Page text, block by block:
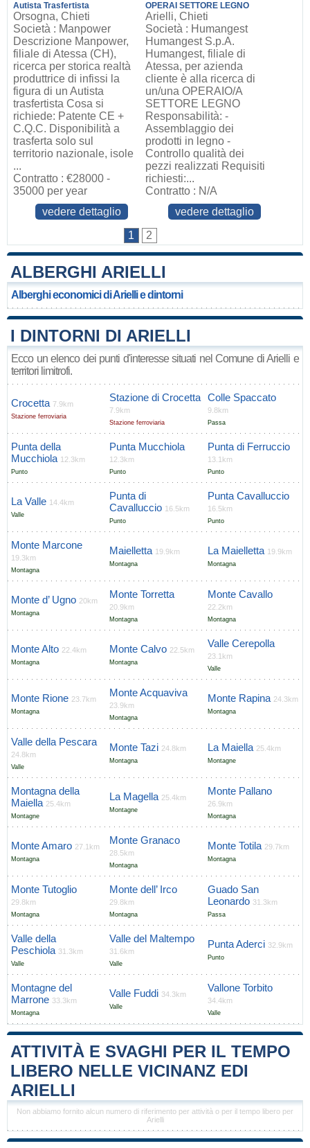
Autista Trasfertista
Orsogna, Chieti
Società : Manpower
Descrizione Manpower,
filiale di Atessa (CH),
ricerca per storica realtà
produttrice di infissi la
figura di un Autista
trasfertista Cosa si
richiede: Patente CE +
C.Q.C. Disponibilità a
trasferta solo sul
territorio nazionale, isole
...
Contratto : €28000 -
35000 per year
vedere dettaglio
OPERAI SETTORE LEGNO
Arielli, Chieti
Società : Humangest
Humangest S.p.A.
Humangest, filiale di
Atessa, per azienda
cliente è alla ricerca di
un/una OPERAIO/A
SETTORE LEGNO
Responsabilità: -
Assemblaggio dei
prodotti in legno -
Controllo qualità dei
pezzi realizzati Requisiti
richiesti:...
Contratto : N/A
vedere dettaglio
1
2
ALBERGHI ARIELLI
Alberghi economici di Arielli e dintorni
I DINTORNI DI ARIELLI
Ecco un elenco dei punti d'interesse situati nel Comune di Arielli e
territori limitrofi.
Crocetta 7.9km
Stazione ferroviaria
Stazione di Crocetta
7.9km
Stazione ferroviaria
Colle Spaccato
9.8km
Passa
Punta della
Mucchiola 12.3km
Punto
Punta Mucchiola
12.3km
Punto
Punta di Ferruccio
13.1km
Punto
La Valle 14.4km
Valle
Punta di
Cavalluccio 16.5km
Punto
Punta Cavalluccio
16.5km
Punto
Monte Marcone
19.3km
Montagna
Maielletta 19.9km
Montagna
La Maielletta 19.9km
Montagna
Monte d’ Ugno 20km
Montagna
Monte Torretta
20.9km
Montagna
Monte Cavallo
22.2km
Montagna
Monte Alto 22.4km
Montagna
Monte Calvo 22.5km
Montagna
Valle Cerepolla
23.1km
Valle
Monte Rione 23.7km
Montagna
Monte Acquaviva
23.9km
Montagna
Monte Rapina 24.3km
Montagna
Valle della Pescara
24.8km
Valle
Monte Tazi 24.8km
Montagna
La Maiella 25.4km
Montagne
Montagna della
Maiella 25.4km
Montagne
La Magella 25.4km
Montagne
Monte Pallano
26.9km
Montagna
Monte Amaro 27.1km
Montagna
Monte Granaco
28.5km
Montagna
Monte Totila 29.7km
Montagna
Monte Tutoglio
29.8km
Montagna
Monte dell’ Irco
29.8km
Montagna
Guado San
Leonardo 31.3km
Passa
Valle della
Peschiola 31.3km
Valle
Valle del Maltempo
31.6km
Valle
Punta Aderci 32.9km
Punto
Montagne del
Marrone 33.3km
Montagna
Valle Fuddi 34.3km
Valle
Vallone Torbito
34.4km
Valle
ATTIVITÀ E SVAGHI PER IL TEMPO
LIBERO NELLE VICINANZ EDI
ARIELLI
Non abbiamo fornito alcun numero di riferimento per attività o per il tempo libero per
Arielli